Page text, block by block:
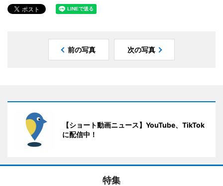
前の写真 次の写真
【ショート動画ニュース】YouTube、TikTok
に配信中！
特集